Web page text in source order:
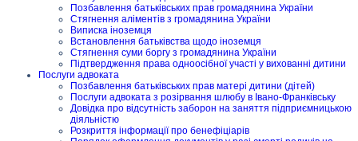
Позбавлення батьківських прав громадянина України
Стягнення аліментів з громадянина України
Виписка іноземця
Встановлення батьківства щодо іноземця
Стягнення суми боргу з громадянина України
Підтвердження права одноосібної участі у вихованні дитини
Послуги адвоката
Позбавлення батьківських прав матері дитини (дітей)
Послуги адвоката з розірвання шлюбу в Івано-Франківську
Довідка про відсутність заборон на заняття підприємницькою
діяльністю
Розкриття інформації про бенефіціарів